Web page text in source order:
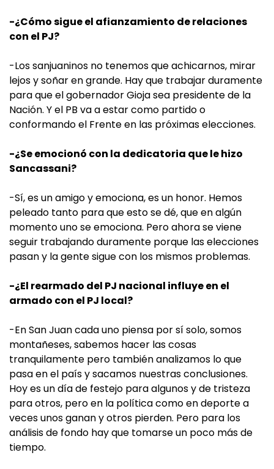
-¿Cómo sigue el afianzamiento de relaciones
con el PJ?
-Los sanjuaninos no tenemos que achicarnos, mirar
lejos y soñar en grande. Hay que trabajar duramente
para que el gobernador Gioja sea presidente de la
Nación. Y el PB va a estar como partido o
conformando el Frente en las próximas elecciones.
-¿Se emocionó con la dedicatoria que le hizo
Sancassani?
-Sí, es un amigo y emociona, es un honor. Hemos
peleado tanto para que esto se dé, que en algún
momento uno se emociona. Pero ahora se viene
seguir trabajando duramente porque las elecciones
pasan y la gente sigue con los mismos problemas.
-¿El rearmado del PJ nacional influye en el
armado con el PJ local?
-En San Juan cada uno piensa por sí solo, somos
montañeses, sabemos hacer las cosas
tranquilamente pero también analizamos lo que
pasa en el país y sacamos nuestras conclusiones.
Hoy es un día de festejo para algunos y de tristeza
para otros, pero en la política como en deporte a
veces unos ganan y otros pierden. Pero para los
análisis de fondo hay que tomarse un poco más de
tiempo.